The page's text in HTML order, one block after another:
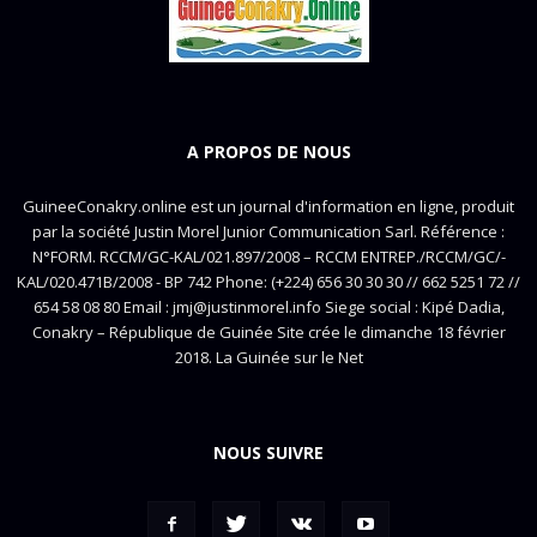
A PROPOS DE NOUS
GuineeConakry.online est un journal d'information en ligne, produit
par la société Justin Morel Junior Communication Sarl. Référence :
N°FORM. RCCM/GC-KAL/021.897/2008 – RCCM ENTREP./RCCM/GC/-
KAL/020.471B/2008 - BP 742 Phone: (+224) 656 30 30 30 // 662 5251 72 //
654 58 08 80 Email : jmj@justinmorel.info Siege social : Kipé Dadia,
Conakry – République de Guinée Site crée le dimanche 18 février
2018. La Guinée sur le Net
NOUS SUIVRE